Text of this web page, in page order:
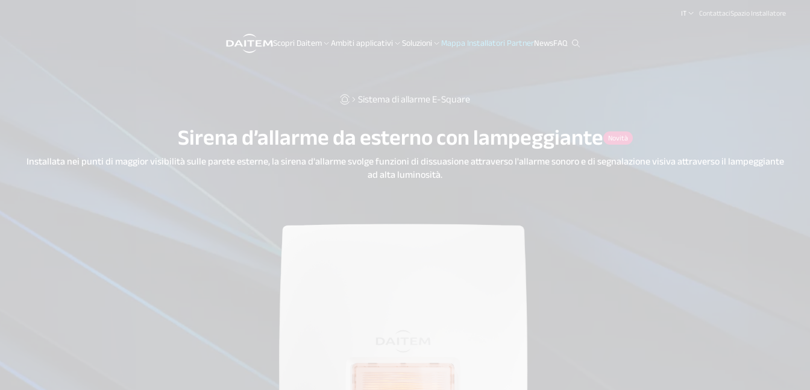
IT ContattaciSpazio Installatore
Scopri Daitem Ambiti applicativi Soluzioni Mappa Installatori PartnerNewsFAQ
Sistema di allarme E-Square
Sirena d’allarme da esterno con lampeggiante Novità
Installata nei punti di maggior visibilità sulle parete esterne, la sirena d'allarme svolge funzioni di dissuasione attraverso l'allarme sonoro e di segnalazione visiva attraverso il lampeggiante
ad alta luminosità.